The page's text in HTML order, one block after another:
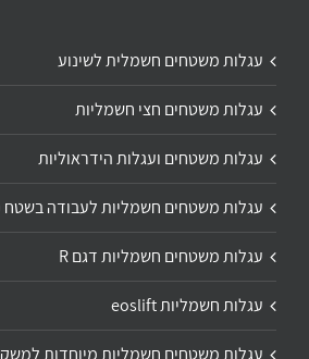
עגלות משטחים חשמלית לשינוע
עגלות משטחים חצי חשמליות
עגלות משטחים ועגלות הידראוליות
עגלות משטחים חשמליות לעבודה
עגלות משטחים חשמליות דגם R
עגלות חשמליות eoslift
עגלות משטחים חשמליות מיוחדות